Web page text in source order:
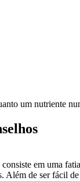
um nutriente
em uma
Além de ser fácil